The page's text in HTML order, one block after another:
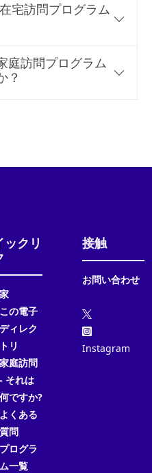
宅訪問プログラム
庭訪問プログラム
？
ックリ
家
この電子
ディレク
トリ
家庭訪問
- それは
何ですか?
よくある
質問
プログラ
ム一覧
接触
お問い合わせ
Instagram